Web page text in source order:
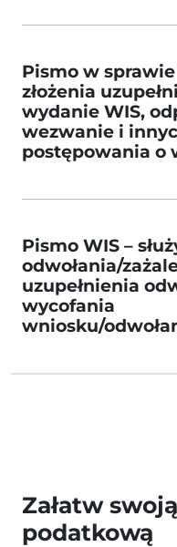
Pismo w sprawie
złożenia
wydanie WIS,
wezwanie i
postępowania o
Pismo WIS –
odwołania/
uzupełnienia
wycofania
wniosku/
Załatw
podatkową